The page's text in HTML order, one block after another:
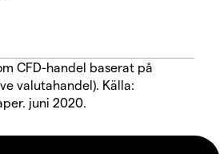
CFD-handel baserat på
valutahandel). Källa:
juni 2020.